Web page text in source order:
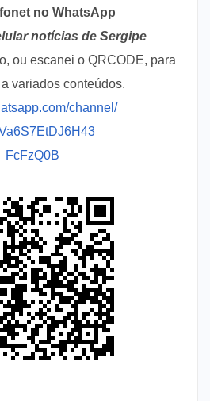
no WhatsApp
notícias de Sergipe
ou escanei o QRCODE, para
variados conteúdos.
channel/
FcFzQ0B